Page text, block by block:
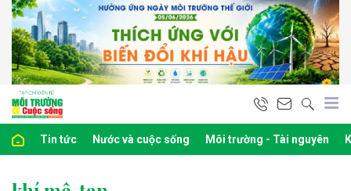
Tin tức Nước và cuộc sống Môi trường - Tài nguyên